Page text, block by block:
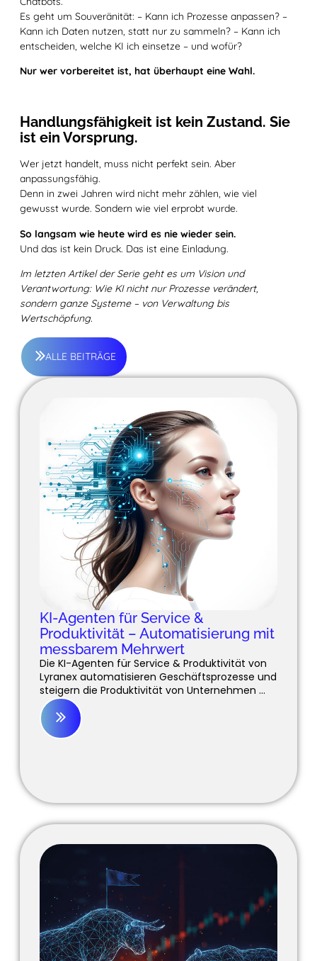
Es geht um Souveränität: – Kann ich Prozesse anpassen? –
Kann ich Daten nutzen, statt nur zu sammeln? – Kann ich
entscheiden, welche KI ich einsetze – und wofür?
Nur wer vorbereitet ist, hat überhaupt eine Wahl.
Handlungsfähigkeit ist kein Zustand. Sie
ist ein Vorsprung.
Wer jetzt handelt, muss nicht perfekt sein. Aber
anpassungsfähig.
Denn in zwei Jahren wird nicht mehr zählen, wie viel
gewusst wurde. Sondern wie viel erprobt wurde.
So langsam wie heute wird es nie wieder sein.
Und das ist kein Druck. Das ist eine Einladung.
Im letzten Artikel der Serie geht es um Vision und
Verantwortung: Wie KI nicht nur Prozesse verändert,
sondern ganze Systeme – von Verwaltung bis
Wertschöpfung.
ALLE BEITRÄGE
KI-Agenten für Service &
Produktivität – Automatisierung mit
messbarem Mehrwert
Die KI-Agenten für Service & Produktivität von
Lyranex automatisieren Geschäftsprozesse und
steigern die Produktivität von Unternehmen ...